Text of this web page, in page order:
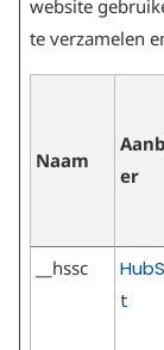
website
te verzamelen
Naam
er
__hssc
t